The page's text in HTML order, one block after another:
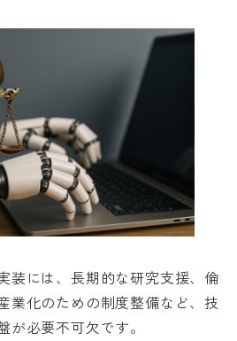
装には、長期的な研究支援、倫
業化のための制度整備など、技
必要不可欠です。